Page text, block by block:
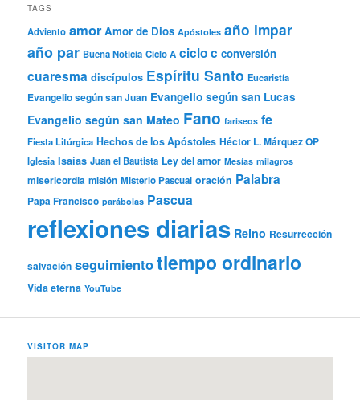
TAGS
Adviento amor Amor de Dios Apóstoles año impar
año par Buena Noticia Ciclo A ciclo c conversión
cuaresma discípulos Espíritu Santo Eucaristía
Evangelio según san Juan Evangelio según san Lucas
Evangelio según san Mateo Fano fariseos fe
Fiesta Litúrgica Hechos de los Apóstoles Héctor L. Márquez OP
Iglesia Isaías Juan el Bautista Ley del amor Mesías milagros
misericordia misión Misterio Pascual oración Palabra
Papa Francisco parábolas Pascua
reflexiones diarias Reino Resurrección
salvación seguimientotiempo ordinario
Vida eterna YouTube
VISITOR MAP